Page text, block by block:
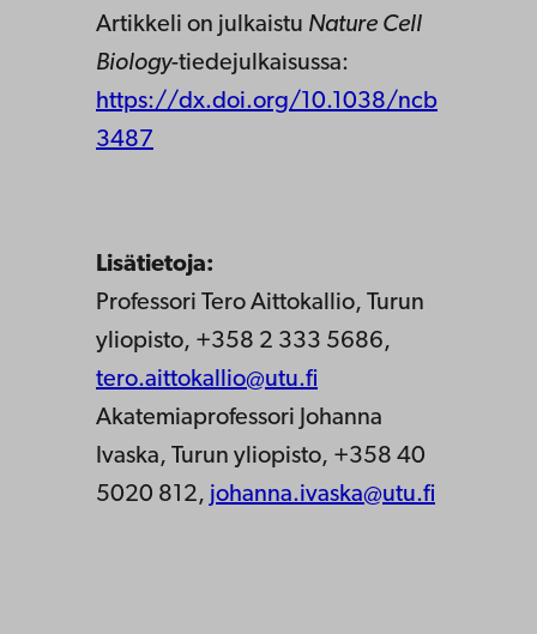
Artikkeli on julkaistu Nature Cell
Biology-tiedejulkaisussa:
https://dx.doi.org/10.1038/ncb
3487
Lisätietoja:
Professori Tero Aittokallio, Turun
yliopisto, +358 2 333 5686,
tero.aittokallio@utu.fi
Akatemiaprofessori Johanna
Ivaska, Turun yliopisto, +358 40
5020 812, johanna.ivaska@utu.fi